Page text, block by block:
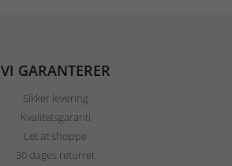
VI GARANTERER
Sikker levering
Kvalitetsgaranti
Let at shoppe
30 dages returret